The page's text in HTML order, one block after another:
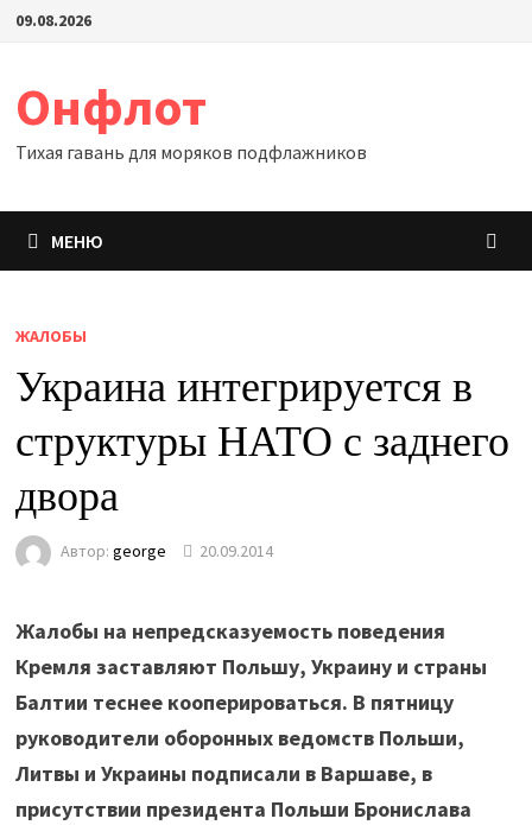
Перейти
09.08.2026
Онфлот
Тихая гавань для моряков подфлажников
МЕНЮ
ЖАЛОБЫ
Украина интегрируется в
структуры НАТО с заднего
двора
Автор: george 20.09.2014
Жалобы на непредсказуемость поведения
Кремля заставляют Польшу, Украину и страны
Балтии теснее кооперироваться. В пятницу
руководители оборонных ведомств Польши,
Литвы и Украины подписали в Варшаве, в
присутствии президента Польши Бронислава